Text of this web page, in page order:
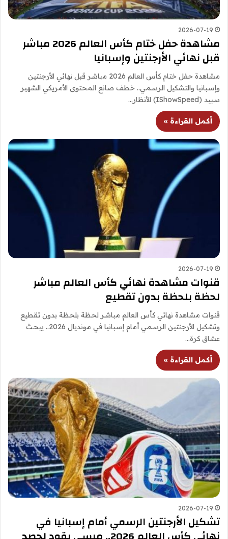
2026-07-19
مشاهدة حفل ختام كأس العالم 2026 مباشر
قبل نهائي الأرجنتين وإسبانيا
مشاهدة حفل ختام كأس العالم 2026 مباشر قبل نهائي الأرجنتين
وإسبانيا والتشكيل الرسمي.. خطف صانع المحتوى الأمريكي الشهير
سبيد (IShowSpeed) الأنظار…
أكمل القراءة »
2026-07-19
قنوات مشاهدة نهائي كأس العالم مباشر
لحظة بلحظة بدون تقطيع
قنوات مشاهدة نهائي كأس العالم مباشر لحظة بلحظة بدون تقطيع
وتشكيل الأرجنتين الرسمي أمام إسبانيا في مونديال 2026.. يبحث
عشاق كرة…
أكمل القراءة »
2026-07-19
تشكيل الأرجنتين الرسمي أمام إسبانيا في